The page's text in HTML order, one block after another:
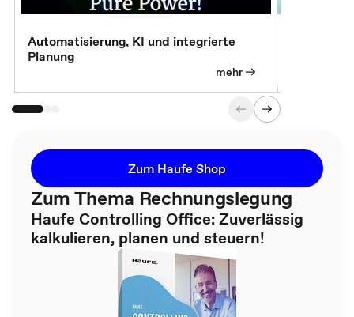
Automatisierung, KI und integrierte
Planung
mehr
Zum Haufe Shop
Zum Thema Rechnungslegung
Haufe Controlling Office: Zuverlässig
kalkulieren, planen und steuern!